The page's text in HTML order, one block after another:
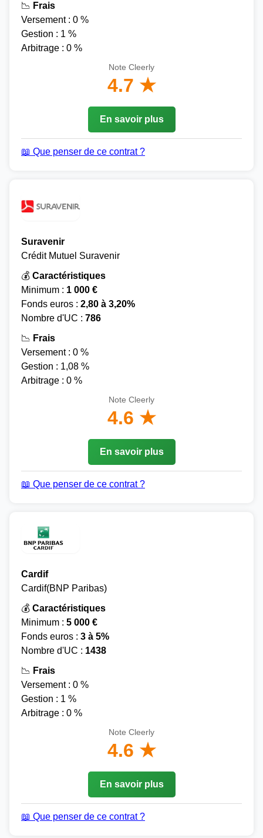
📉 Frais
Versement : 0 %
Gestion : 1 %
Arbitrage : 0 %
Note Cleerly
4.7 ★
En savoir plus
📖 Que penser de ce contrat ?
Suravenir
Crédit Mutuel Suravenir
💰 Caractéristiques
Minimum : 1 000 €
Fonds euros : 2,80 à 3,20%
Nombre d'UC : 786
📉 Frais
Versement : 0 %
Gestion : 1,08 %
Arbitrage : 0 %
Note Cleerly
4.6 ★
En savoir plus
📖 Que penser de ce contrat ?
Cardif
Cardif(BNP Paribas)
💰 Caractéristiques
Minimum : 5 000 €
Fonds euros : 3 à 5%
Nombre d'UC : 1438
📉 Frais
Versement : 0 %
Gestion : 1 %
Arbitrage : 0 %
Note Cleerly
4.6 ★
En savoir plus
📖 Que penser de ce contrat ?